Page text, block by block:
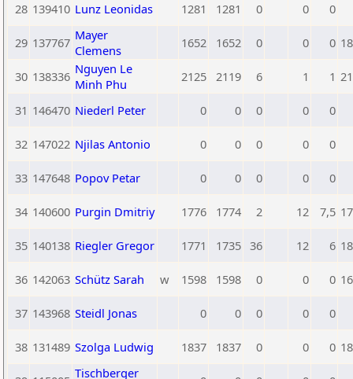
28 139410 Lunz Leonidas 1281 1281 0 0 0
29 137767 Mayer
Clemens
1652 1652 0 0 0
30 138336 Nguyen Le
Minh Phu
2125 2119 6 1 1
31 146470 Niederl Peter 0 0 0 0 0
32 147022 Njilas Antonio 0 0 0 0 0
33 147648 Popov Petar 0 0 0 0 0
34 140600 Purgin Dmitriy 1776 1774 2 12 7,5
35 140138 Riegler Gregor 1771 1735 36 12 6
36 142063 Schütz Sarah w 1598 1598 0 0 0
37 143968 Steidl Jonas 0 0 0 0 0
38 131489 Szolga Ludwig 1837 1837 0 0 0
Tischberger